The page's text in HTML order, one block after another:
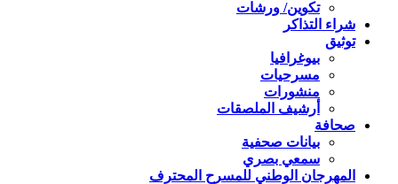
تكوين/ ورشات
شراء التذاكر
توثيق
بيوغرافيا
مسرحيات
منشورات
أرشيف الملصقات
صحافة
بيانات صحفية
سمعي بصري
المهرجان الوطني للمسرح المحترف